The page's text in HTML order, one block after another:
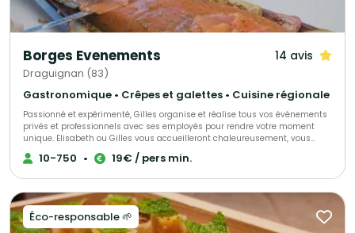
Borges Evenements 14 avis
Draguignan (83)
Gastronomique • Crêpes et galettes • Cuisine régionale
Passionné et expérimenté, Gilles organise et réalise tous vos événements
privés et professionnels avec ses employés pour rendre votre moment
unique. Elisabeth ou Gilles vous accueilleront chaleureusement, vous
proposant conseils et aides pour vous permettre de rendre ce jour parfait.
Tout est personnalisable afin que votre réception soit un succès.
10-750 • 19€ / pers min.
Éco-responsable 🌱